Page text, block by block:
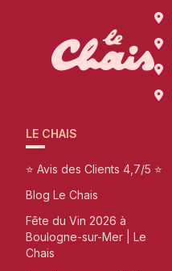
LE CHAIS
⭐ Avis des Clients 4,7/5 ⭐
Blog Le Chais
Fête du Vin 2026 à
Boulogne-sur-Mer | Le
Chais